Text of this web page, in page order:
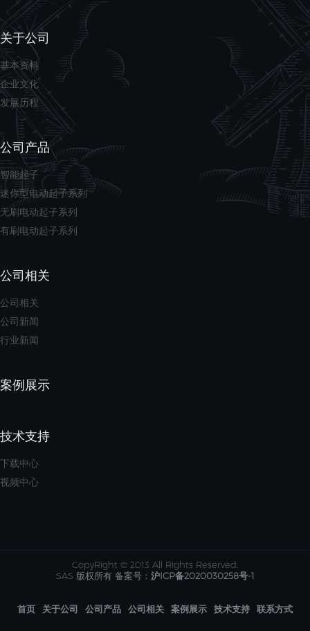
关于公司
基本资料
企业文化
发展历程
公司产品
智能起子
迷你型电动起子系列
无刷电动起子系列
有刷电动起子系列
公司相关
公司相关
公司新闻
行业新闻
案例展示
技术支持
下载中心
视频中心
CopyRight © 2013 All Rights Reserved.
SAS 版权所有 备案号： 沪ICP备2020030258号-1
首页 关于公司 公司产品 公司相关 案例展示 技术支持 联系方式